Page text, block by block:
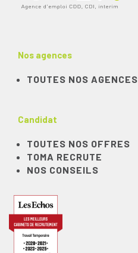
Nos agences
TOUTES NOS AGENCES
Candidat
TOUTES NOS OFFRES
TOMA RECRUTE
NOS CONSEILS